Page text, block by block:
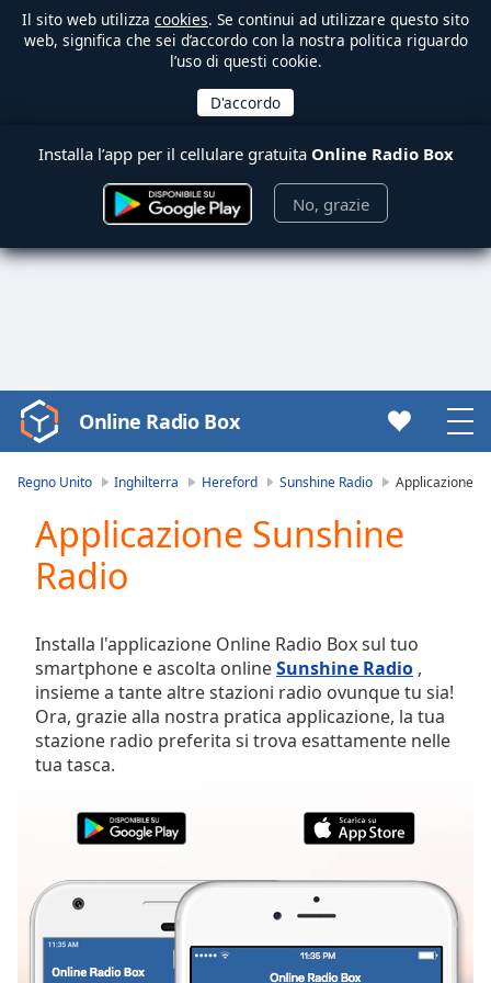
Il sito web utilizza cookies. Se continui ad utilizzare questo sito
web, significa che sei d’accordo con la nostra politica riguardo
l’uso di questi cookie.
Installa l’app per il cellulare gratuita Online Radio Box
No, grazie
Video
Player
Play
Video
Skip
Forward
Mute
Current
Time0:00
Duration-:-
Seek to
live,
behind
LIVE
Online Radio Box
Regno Unito Inghilterra Hereford Sunshine Radio Applicazione
Applicazione Sunshine
Radio
Installa l'applicazione Online Radio Box sul tuo
smartphone e ascolta onlineSunshine Radio ,
insieme a tante altre stazioni radio ovunque tu sia!
Ora, grazie alla nostra pratica applicazione, la tua
stazione radio preferita si trova esattamente nelle
tua tasca.